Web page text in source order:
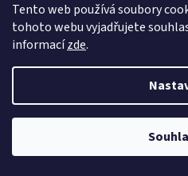
Tento web používá soubory
tohoto webu vyjadřujete
informacízde.
Vložte svůj e-mail a my vám budeme
na našem e-shopu.
Vložením e-mailu souhlasíte s
PŘIHLÁSIT SE